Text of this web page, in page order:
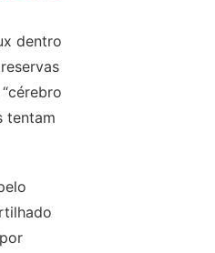
dentro
tentam